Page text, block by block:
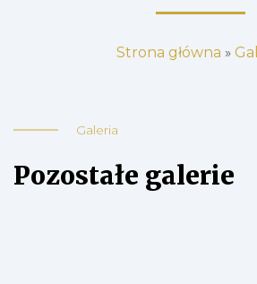
Strona główna »
Galeria
Pozostałe galerie